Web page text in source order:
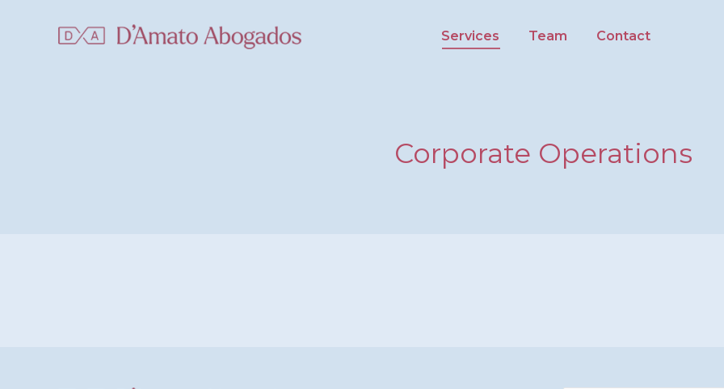
Services Team Contact
Corporate Operations